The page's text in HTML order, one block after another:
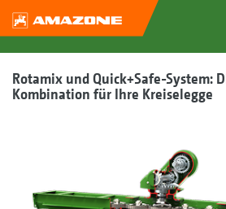
Rotamix und Quick+Safe-System:
Kombination für Ihre Kreiselegge